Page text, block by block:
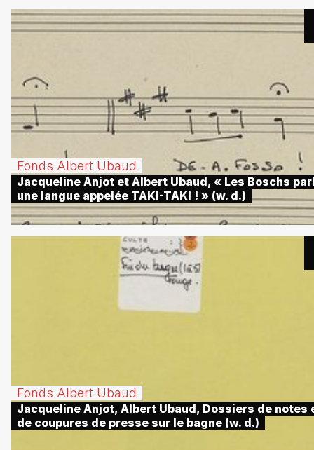
Fonds Albert Ubaud
Jacqueline Anjot et Albert Ubaud, « Les Boschs
une langue appelée TAKI-TAKI ! » (w. d.)
Fonds Albert Ubaud
Jacqueline Anjot, Albert Ubaud, Dossiers de notes
de coupures de presse sur le bagne (w. d.)